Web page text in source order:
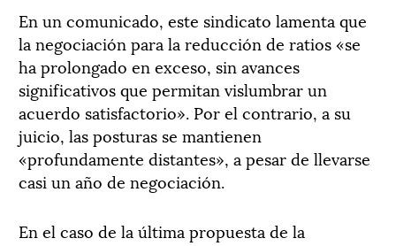
En un comunicado, este sindicato lamenta que
la negociación para la reducción de ratios «se
ha prolongado en exceso, sin avances
significativos que permitan vislumbrar un
acuerdo satisfactorio». Por el contrario, a su
juicio, las posturas se mantienen
«profundamente distantes», a pesar de llevarse
casi un año de negociación.
En el caso de la última propuesta de la